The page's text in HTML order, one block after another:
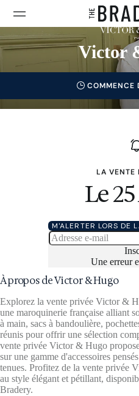
Victor
COMMENCE
LA VENTE
Le
M'ALERTER LORS DE
Une erreur
À propos de Victor & Hugo
Explorez la vente privée Victor &
une maroquinerie française alliant
à main, sacs à bandoulière,
réunis pour offrir une sélection
vente privée Victor & Hugo
sur une gamme d'accessoires
tenues. Profitez de la vente privée
au style élégant et pétillant,
Bradery.